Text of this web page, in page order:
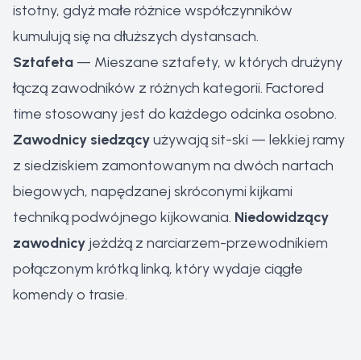
istotny, gdyż małe różnice współczynników
kumulują się na dłuższych dystansach.
Sztafeta — Mieszane sztafety, w których drużyny
łączą zawodników z różnych kategorii. Factored
time stosowany jest do każdego odcinka osobno.
Zawodnicy siedzącyużywają sit-ski — lekkiej ramy
z siedziskiem zamontowanym na dwóch nartach
biegowych, napędzanej skróconymi kijkami
techniką podwójnego kijkowania. Niedowidzący
zawodnicy jeżdżą z narciarzem-przewodnikiem
połączonym krótką linką, który wydaje ciągłe
komendy o trasie.